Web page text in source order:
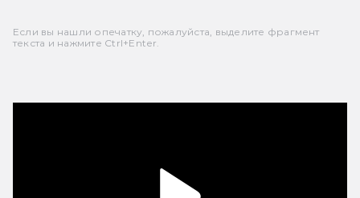
Если вы нашли опечатку, пожалуйста, выделите фрагмент
текста и нажмите Ctrl+Enter.